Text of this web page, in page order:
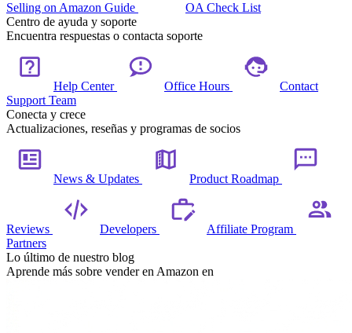
Selling on Amazon Guide
OA Check List
Centro de ayuda y soporte
Encuentra respuestas o contacta soporte
Help Center Office Hours
Contact
Support Team
Conecta y crece
Actualizaciones, reseñas y programas de socios
News & Updates Product Roadmap
Reviews Developers
Affiliate Program
Partners
Lo último de nuestro blog
Aprende más sobre vender en Amazon en